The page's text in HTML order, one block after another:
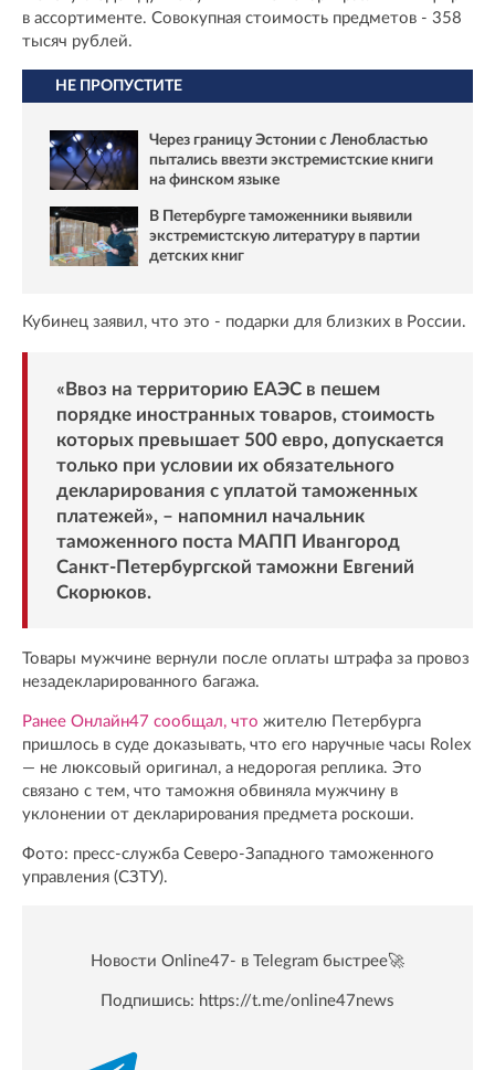
в ассортименте. Совокупная стоимость предметов - 358
тысяч рублей.
НЕ ПРОПУСТИТЕ
Через границу Эстонии с Ленобластью
пытались ввезти экстремистские книги
на финском языке
В Петербурге таможенники выявили
экстремистскую литературу в партии
детских книг
Кубинец заявил, что это - подарки для близких в России.
«Ввоз на территорию ЕАЭС в пешем
порядке иностранных товаров, стоимость
которых превышает 500 евро, допускается
только при условии их обязательного
декларирования с уплатой таможенных
платежей», – напомнил начальник
таможенного поста МАПП Ивангород
Санкт-Петербургской таможни Евгений
Скорюков.
Товары мужчине вернули после оплаты штрафа за провоз
незадекларированного багажа.
Ранее Онлайн47 сообщал, что жителю Петербурга
пришлось в суде доказывать, что его наручные часы Rolex
— не люксовый оригинал, а недорогая реплика. Это
связано с тем, что таможня обвиняла мужчину в
уклонении от декларирования предмета роскоши.
Фото: пресс-служба Северо-Западного таможенного
управления (СЗТУ).
Новости Online47- в Telegram быстрее🚀
Подпишись: https://t.me/online47news